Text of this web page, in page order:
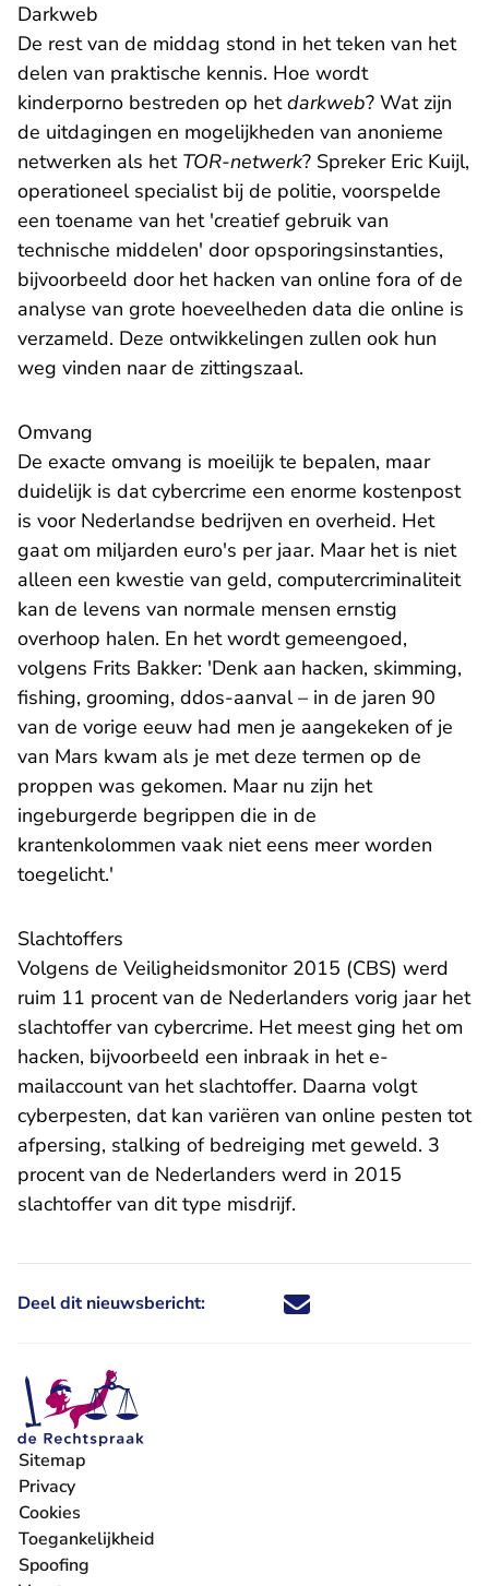
Darkweb
De rest van de middag stond in het teken van het
delen van praktische kennis. Hoe wordt
kinderporno bestreden op hetdarkweb? Wat zijn
de uitdagingen en mogelijkheden van anonieme
netwerken als het TOR-netwerk? Spreker Eric Kuijl,
operationeel specialist bij de politie, voorspelde
een toename van het 'creatief gebruik van
technische middelen' door opsporingsinstanties,
bijvoorbeeld door het hacken van online fora of de
analyse van grote hoeveelheden data die online is
verzameld. Deze ontwikkelingen zullen ook hun
weg vinden naar de zittingszaal.
Omvang
De exacte omvang is moeilijk te bepalen, maar
duidelijk is dat cybercrime een enorme kostenpost
is voor Nederlandse bedrijven en overheid. Het
gaat om miljarden euro's per jaar. Maar het is niet
alleen een kwestie van geld, computercriminaliteit
kan de levens van normale mensen ernstig
overhoop halen. En het wordt gemeengoed,
volgens Frits Bakker: 'Denk aan hacken, skimming,
fishing, grooming, ddos-aanval – in de jaren 90
van de vorige eeuw had men je aangekeken of je
van Mars kwam als je met deze termen op de
proppen was gekomen. Maar nu zijn het
ingeburgerde begrippen die in de
krantenkolommen vaak niet eens meer worden
toegelicht.'
Slachtoffers
Volgens de Veiligheidsmonitor 2015 - U verlaat
(CBS) werd
ruim 11 procent van de Nederlanders vorig jaar het
slachtoffer van cybercrime. Het meest ging het om
hacken, bijvoorbeeld een inbraak in het e-
mailaccount van het slachtoffer. Daarna volgt
cyberpesten, dat kan variëren van online pesten tot
afpersing, stalking of bedreiging met geweld. 3
procent van de Nederlanders werd in 2015
slachtoffer van dit type misdrijf.
Deel dit nieuwsbericht: Deel dit nieuwsbericht via X -
Deel dit nieuwsbericht via
Deel dit nieuwsbericht
Deel dit
Sitemap
Privacy
Cookies
Toegankelijkheid
Spoofing